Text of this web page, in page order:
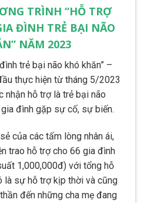
TRÌNH “HỖ TRỢ
ĐÌNH TRẺ BẠI NÃO
NĂM 2023
trẻ bại não khó khăn” –
thực hiện từ tháng 5/2023
hỗ trợ là trẻ bại não
đình gặp sự cố, sự biến.
của các tấm lòng nhân ái,
trao hỗ trợ cho 66 gia đình
1,000,000đ) với tổng hỗ
là sự hỗ trợ kịp thời và cũng
đến những cha mẹ đang